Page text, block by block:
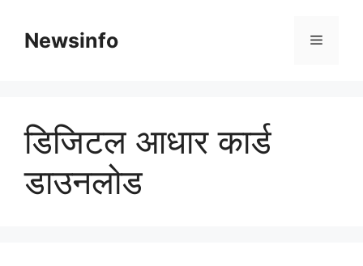
contentNewsinfo Menu
डिजिटल आधार कार्ड
डाउनलोड